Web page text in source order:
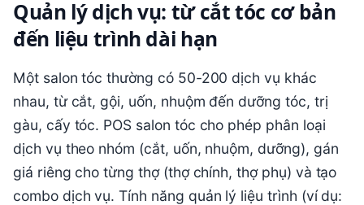
Quản lý dịch vụ: từ cắt tóc cơ bản
đến liệu trình dài hạn
Một salon tóc thường có 50-200 dịch vụ khác
nhau, từ cắt, gội, uốn, nhuộm đến dưỡng tóc, trị
gàu, cấy tóc. POS salon tóc cho phép phân loại
dịch vụ theo nhóm (cắt, uốn, nhuộm, dưỡng), gán
giá riêng cho từng thợ (thợ chính, thợ phụ) và tạo
combo dịch vụ. Tính năng quản lý liệu trình (ví dụ: